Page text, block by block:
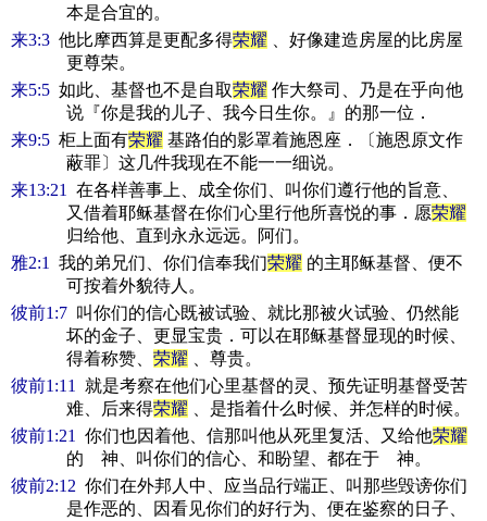
本是合宜的。
来3:3 他比摩西算是更配多得荣耀 、好像建造房屋的比房屋
更尊荣。
来5:5 如此、基督也不是自取荣耀 作大祭司、乃是在乎向他
说『你是我的儿子、我今日生你。』的那一位．
来9:5 柜上面有荣耀 基路伯的影罩着施恩座．〔施恩原文作
蔽罪〕这几件我现在不能一一细说。
来13:21
在各样善事上、成全你们、叫你们遵行他的旨意、
又借着耶稣基督在你们心里行他所喜悦的事．愿荣耀
归给他、直到永永远远。阿们。
雅2:1
我的弟兄们、你们信奉我们荣耀 的主耶稣基督、便不
可按着外貌待人。
彼前1:7 叫你们的信心既被试验、就比那被火试验、仍然能
坏的金子、更显宝贵．可以在耶稣基督显现的时候、
得着称赞、荣耀 、尊贵。
彼前1:11
就是考察在他们心里基督的灵、预先证明基督受苦
难、后来得荣耀 、是指着什么时候、并怎样的时候。
彼前1:21
你们也因着他、信那叫他从死里复活、又给他荣耀
的 神、叫你们的信心、和盼望、都在于 神。
彼前2:12 你们在外邦人中、应当品行端正、叫那些毁谤你们
是作恶的、因看见你们的好行为、便在鉴察的日子、